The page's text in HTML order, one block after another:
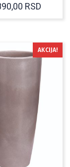
RSD
DO
AKCIJA!